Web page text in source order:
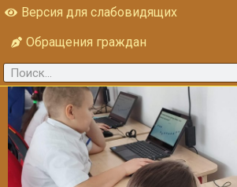
Версия для слабовидящих
Обращения граждан